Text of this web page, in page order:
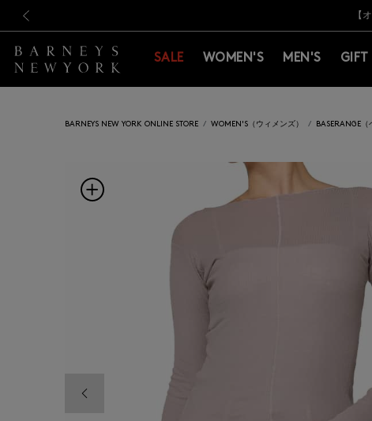
新規登録のお客様も対象！＜【
新規登録のお客様も対象！＜
SALE WOMEN'S MEN'S GIFT
BARNEYS NEW YORK ONLINE STORE WOMEN'S（ウィメンズ） BASERANGE（